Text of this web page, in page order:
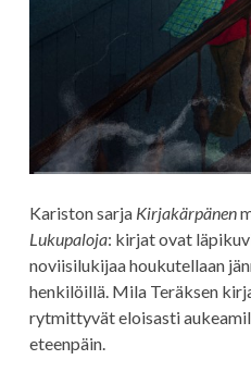
Kariston sarja Kirjakärpänen
Lukupaloja: kirjat ovat
noviisilukijaa houkutellaan
henkilöillä. Mila Teräksen
rytmittyvät eloisasti
eteenpäin.